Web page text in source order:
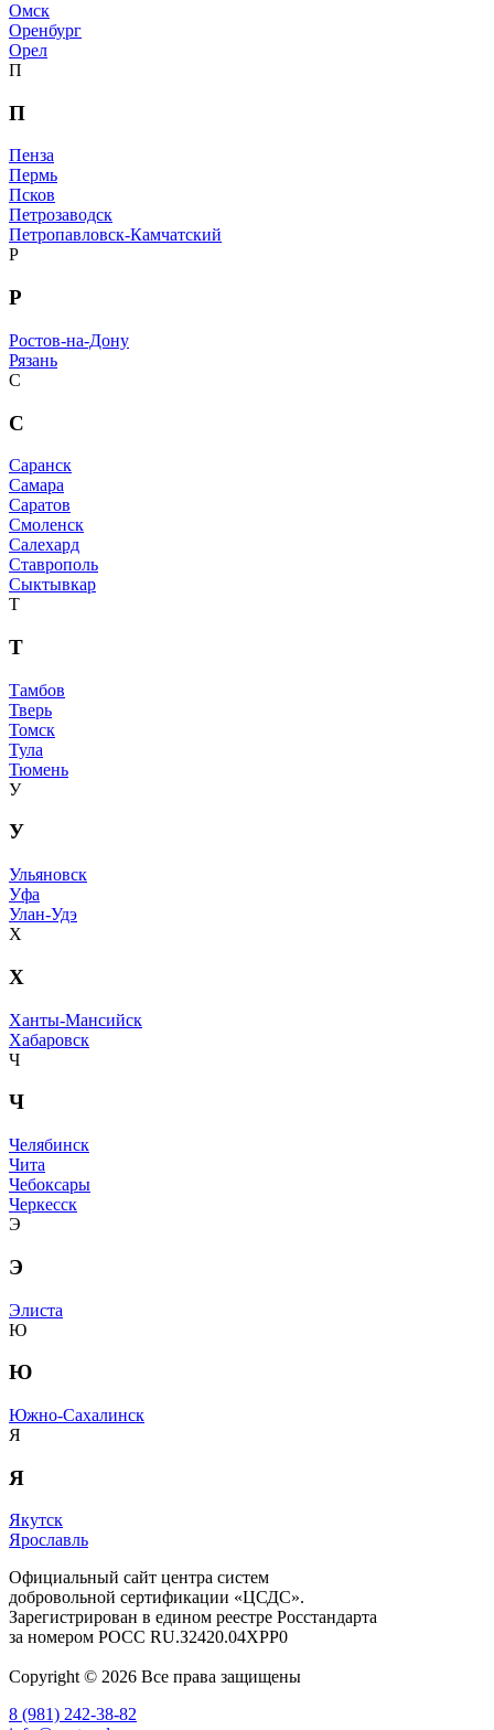
Омск
Оренбург
Орел
П
П
Пенза
Пермь
Псков
Петрозаводск
Петропавловск-Камчатский
Р
Р
Ростов-на-Дону
Рязань
С
С
Саранск
Самара
Саратов
Смоленск
Салехард
Ставрополь
Сыктывкар
Т
Т
Тамбов
Тверь
Томск
Тула
Тюмень
У
У
Ульяновск
Уфа
Улан-Удэ
Х
Х
Ханты-Мансийск
Хабаровск
Ч
Ч
Челябинск
Чита
Чебоксары
Черкесск
Э
Э
Элиста
Ю
Ю
Южно-Сахалинск
Я
Я
Якутск
Ярославль
Официальный сайт центра систем
добровольной сертификации «ЦСДС».
Зарегистрирован в едином реестре Росстандарта
за номером РОСС RU.З2420.04ХРР0
Copyright © 2026 Все права защищены
8 (981) 242-38-82